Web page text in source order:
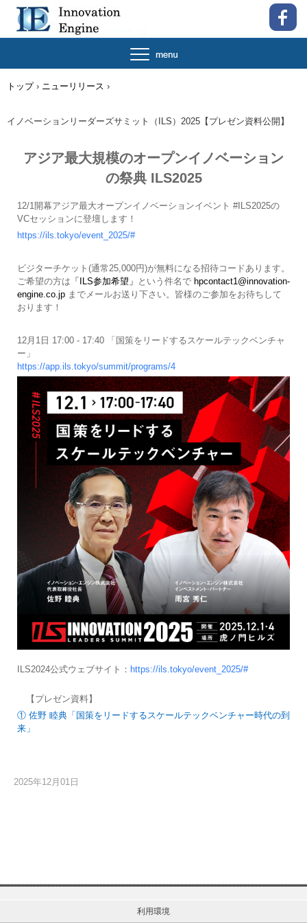
トップ › ニューリリース ›
イノベーションリーダーズサミット（ILS）2025【プレゼン資料公開】
アジア最大規模のオープンイノベーション
の祭典 ILS2025
12/1開幕アジア最大オープンイノベーションイベント #ILS2025の
VCセッションに登壇します！
https://ils.tokyo/event_2025/#
ビジターチケット(通常25,000円)が無料になる招待コードあります。
ご希望の方は 「ILS参加希望」 という件名で hpcontact1@innovation-
engine.co.jp までメールお送り下さい。皆様のご参加をお待ちして
おります！
12月1日 17:00 - 17:40 「国策をリードするスケールテックベンチャ
ー」
https://app.ils.tokyo/summit/programs/4
ILS2024公式ウェブサイト： https://ils.tokyo/event_2025/#
【プレゼン資料】
① 佐野 睦典「国策をリードするスケールテックベンチャー時代の到
来」
2025年12月01日
利用環境